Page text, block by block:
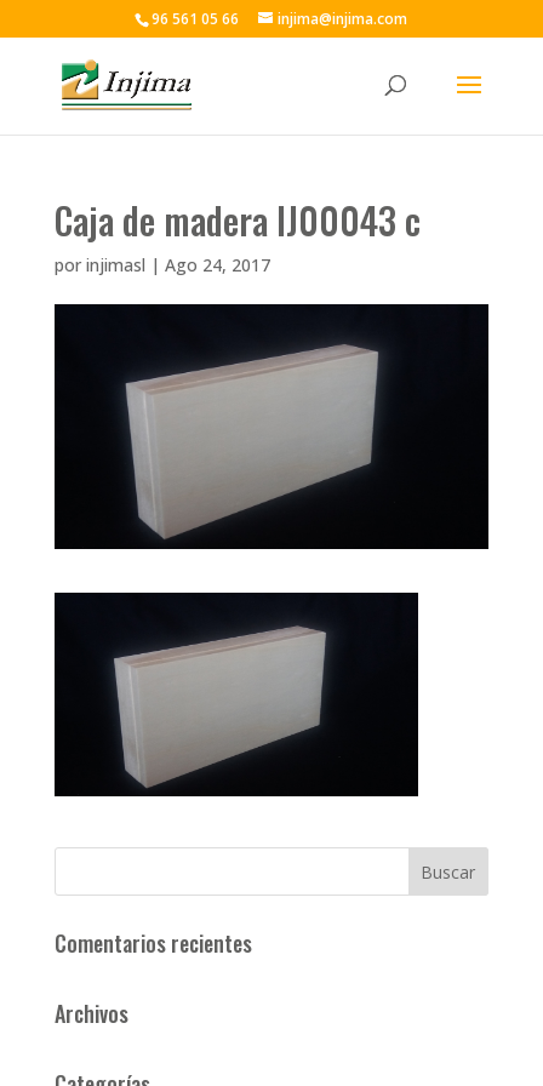
96 561 05 66 injima@injima.com
Caja de madera IJ00043 c
por injimasl | Ago 24, 2017
Comentarios recientes
Archivos